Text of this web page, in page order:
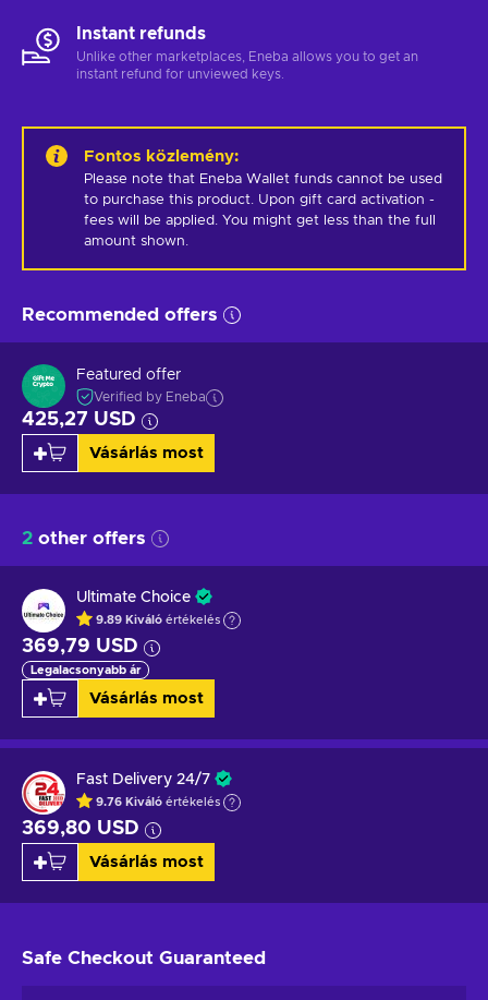
Instant refunds
Unlike other marketplaces, Eneba allows you to get an
instant refund for unviewed keys.
Fontos közlemény:
Please note that Eneba Wallet funds cannot be used
to purchase this product. Upon gift card activation -
fees will be applied. You might get less than the full
amount shown.
Recommended offers
Featured offer
Verified by Eneba
425,27 USD
Vásárlás most
2 other offers
Ultimate Choice
9.89 Kiváló értékelés
369,79 USD
Legalacsonyabb ár
Vásárlás most
Fast Delivery 24/7
9.76 Kiváló értékelés
369,80 USD
Vásárlás most
Safe Checkout Guaranteed